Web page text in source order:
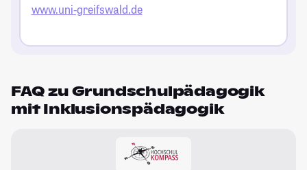
www.uni-greifswald.de
FAQ zu Grundschulpädagogik
mit Inklusionspädagogik